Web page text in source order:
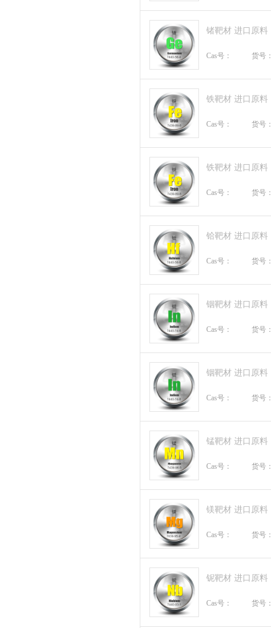
锗靶材 进口原料
Cas号： 货号
铁靶材 进口原料
Cas号： 货号
铁靶材 进口原料
Cas号： 货号
铪靶材 进口原料
Cas号： 货号
铟靶材 进口原料
Cas号： 货号
铟靶材 进口原料
Cas号： 货号
锰靶材 进口原料
Cas号： 货号
镁靶材 进口原料
Cas号： 货号
铌靶材 进口原料
Cas号： 货号